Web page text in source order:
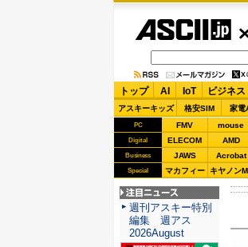
トップ AI IoT ビジネス
アスキーキッズ 格安SIM 家電
PC FMV mouse
Digital ELECOM AMD
Business JAWS Acrobat
Special マカフィー キヤノン
注目ニュース
週刊アスキー特別
編集 週アス
2026August